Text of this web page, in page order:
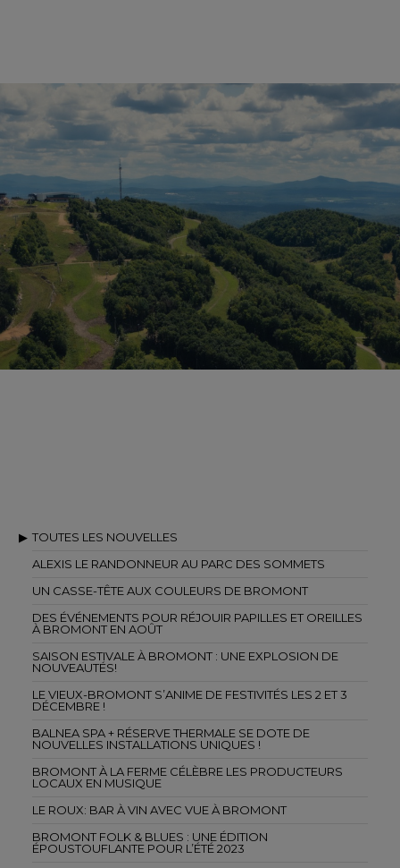
TOUTES LES NOUVELLES
ALEXIS LE RANDONNEUR AU PARC DES SOMMETS
UN CASSE-TÊTE AUX COULEURS DE BROMONT
DES ÉVÉNEMENTS POUR RÉJOUIR PAPILLES ET OREILLES
À BROMONT EN AOÛT
SAISON ESTIVALE À BROMONT : UNE EXPLOSION DE
NOUVEAUTÉS!
LE VIEUX-BROMONT S’ANIME DE FESTIVITÉS LES 2 ET 3
DÉCEMBRE !
BALNEA SPA + RÉSERVE THERMALE SE DOTE DE
NOUVELLES INSTALLATIONS UNIQUES !
BROMONT À LA FERME CÉLÈBRE LES PRODUCTEURS
LOCAUX EN MUSIQUE
LE ROUX: BAR À VIN AVEC VUE À BROMONT
BROMONT FOLK & BLUES : UNE ÉDITION
ÉPOUSTOUFLANTE POUR L’ÉTÉ 2023